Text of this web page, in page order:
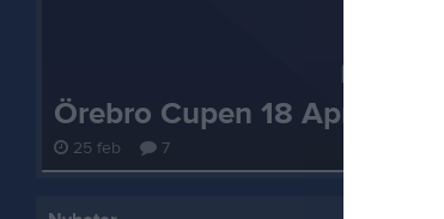
Örebro Cupen 18 April
25 feb 7